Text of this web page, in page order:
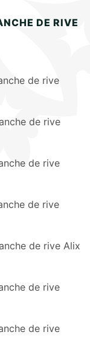
DE RIVE
de rive
de rive
de rive
de rive
de rive Alix
de rive
de rive